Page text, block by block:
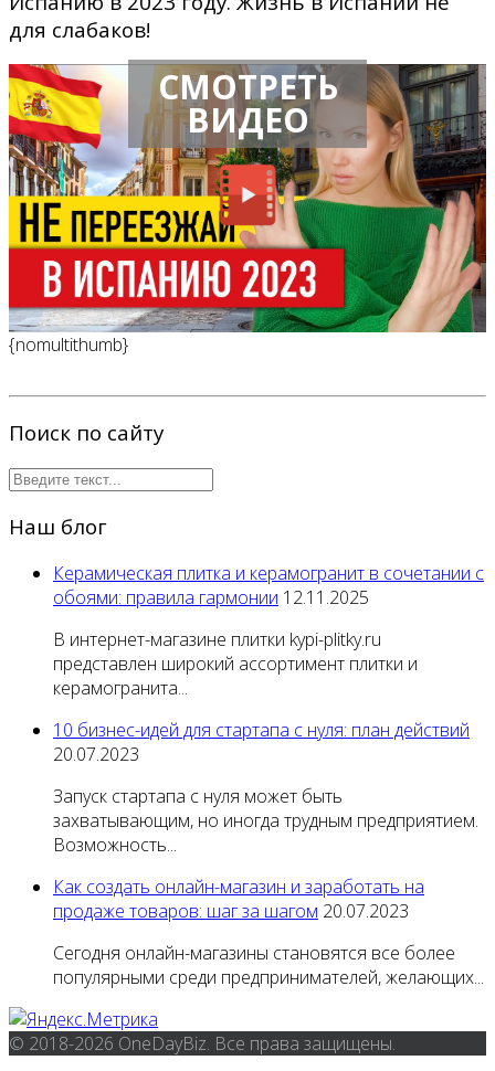
для слабаков!
СМОТРЕТЬ
ВИДЕО
{nomultithumb}
Поиск по сайту
Наш блог
Керамическая плитка и керамогранит в сочетании с
обоями: правила гармонии 12.11.2025
В интернет-магазине плитки kypi-plitky.ru
представлен широкий ассортимент плитки и
керамогранита...
10 бизнес-идей для стартапа с нуля: план действий
20.07.2023
Запуск стартапа с нуля может быть
захватывающим, но иногда трудным предприятием.
Возможность...
Как создать онлайн-магазин и заработать на
продаже товаров: шаг за шагом 20.07.2023
Сегодня онлайн-магазины становятся все более
популярными среди предпринимателей, желающих...
© 2018-2026 OneDayBiz. Все права защищены.